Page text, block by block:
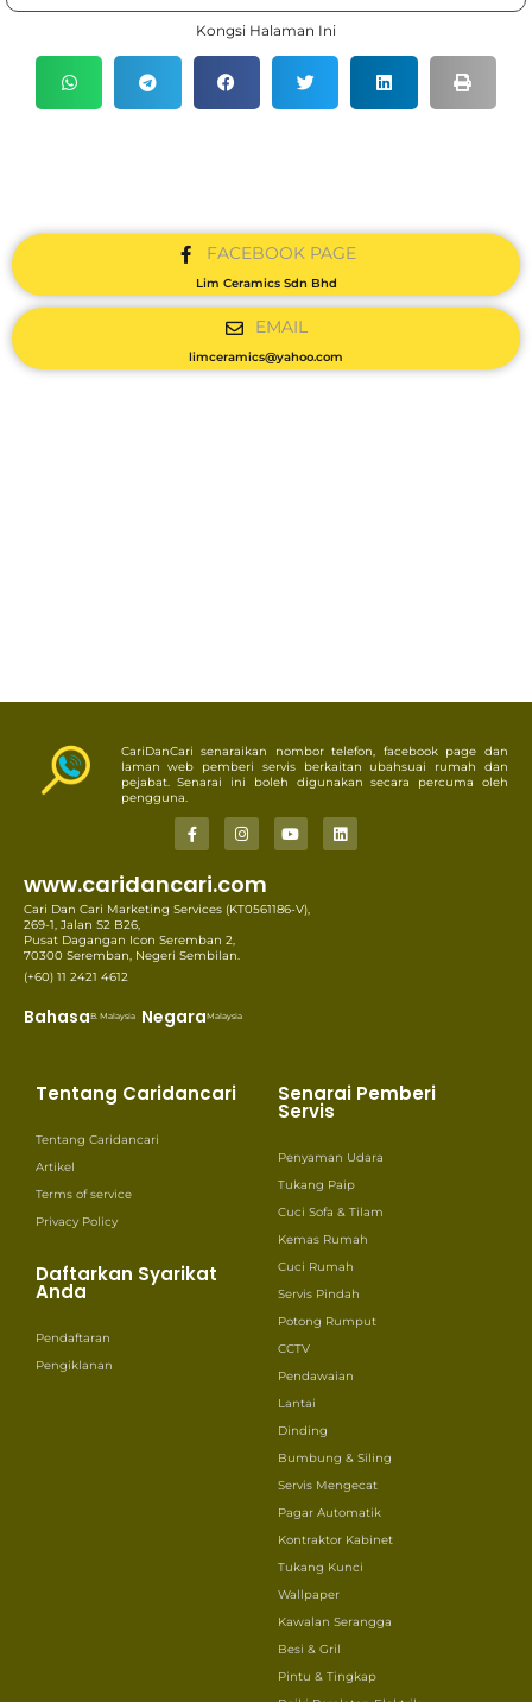
Kongsi Halaman Ini
FACEBOOK PAGE
Lim Ceramics Sdn Bhd
EMAIL
limceramics@yahoo.com
CariDanCari senaraikan nombor telefon, facebook page dan
laman web pemberi servis berkaitan ubahsuai rumah dan
pejabat. Senarai ini boleh digunakan secara percuma oleh
pengguna.
www.caridancari.com
Cari Dan Cari Marketing Services (KT0561186-V),
269-1, Jalan S2 B26,
Pusat Dagangan Icon Seremban 2,
70300 Seremban, Negeri Sembilan.
(+60) 11 2421 4612
BahasaB. Malaysia NegaraMalaysia
Tentang Caridancari
Tentang Caridancari
Artikel
Terms of service
Privacy Policy
Daftarkan Syarikat
Anda
Pendaftaran
Pengiklanan
Senarai Pemberi
Servis
Penyaman Udara
Tukang Paip
Cuci Sofa & Tilam
Kemas Rumah
Cuci Rumah
Servis Pindah
Potong Rumput
CCTV
Pendawaian
Lantai
Dinding
Bumbung & Siling
Servis Mengecat
Pagar Automatik
Kontraktor Kabinet
Tukang Kunci
Wallpaper
Kawalan Serangga
Besi & Gril
Pintu & Tingkap